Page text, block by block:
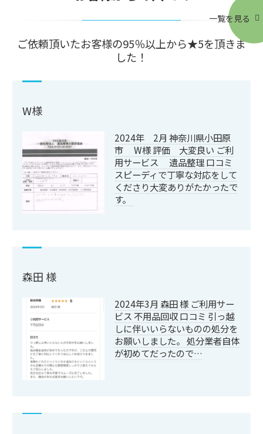
ご依頼頂いたお客様の95％以上から★5を頂きま
した！
一覧を見る
W様
2024年 2月 神奈川県小田原
市 W様 評価 大変良い ご利
用サービス 遺品整理 口コミ
スピーディで丁寧な対応をして
くださり大変ありがたかったで
す。
森田 様
2024年3月 森田 様 ご利用サー
ビス 不用品回収 口コミ 引っ越
しに伴いいらないものの処分を
お願いしました。 処分業者自体
が初めてだったので…